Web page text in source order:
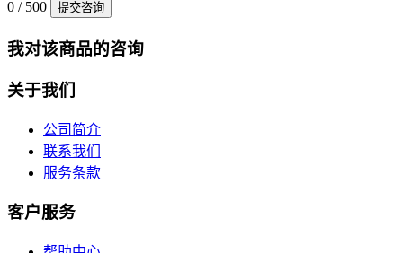
0 / 500
提交咨询
我对该商品的咨询
关于我们
公司简介
联系我们
服务条款
客户服务